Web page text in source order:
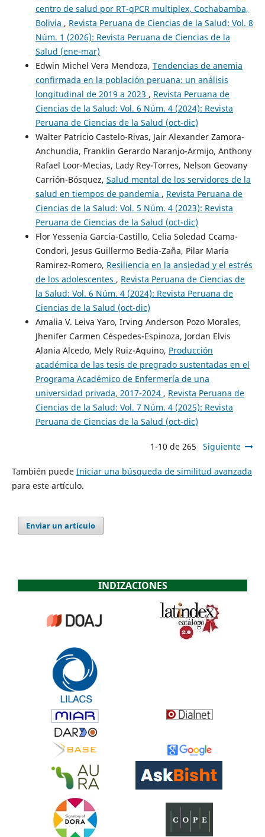
centro de salud por RT-qPCR multiplex, Cochabamba,
Bolivia , Revista Peruana de Ciencias de la Salud: Vol. 8
Núm. 1 (2026): Revista Peruana de Ciencias de la
Salud (ene-mar)
Edwin Michel Vera Mendoza, Tendencias de anemia
confirmada en la población peruana: un análisis
longitudinal de 2019 a 2023 , Revista Peruana de
Ciencias de la Salud: Vol. 6 Núm. 4 (2024): Revista
Peruana de Ciencias de la Salud (oct-dic)
Walter Patricio Castelo-Rivas, Jair Alexander Zamora-
Anchundia, Franklin Gerardo Naranjo-Armijo, Anthony
Rafael Loor-Mecias, Lady Rey-Torres, Nelson Geovany
Carrión-Bósquez, Salud mental de los servidores de la
salud en tiempos de pandemia , Revista Peruana de
Ciencias de la Salud: Vol. 5 Núm. 4 (2023): Revista
Peruana de Ciencias de la Salud (oct-dic)
Flor Yessenia Garcia-Castillo, Celia Soledad Ccama-
Condori, Jesus Guillermo Bedia-Zaña, Pilar Maria
Ramirez-Romero, Resiliencia en la ansiedad y el estrés
de los adolescentes , Revista Peruana de Ciencias de
la Salud: Vol. 6 Núm. 4 (2024): Revista Peruana de
Ciencias de la Salud (oct-dic)
Amalia V. Leiva Yaro, Irving Anderson Pozo Morales,
Jhenifer Carmen Céspedes-Espinoza, Jordan Elvis
Alania Alcedo, Mely Ruiz-Aquino, Producción
académica de las tesis de pregrado sustentadas en el
Programa Académico de Enfermería de una
universidad privada, 2017-2024 , Revista Peruana de
Ciencias de la Salud: Vol. 7 Núm. 4 (2025): Revista
Peruana de Ciencias de la Salud (oct-dic)
1-10 de 265 Siguiente
También puede Iniciar una búsqueda de similitud avanzada
para este artículo.
Enviar un artículo
INDIZACIONES